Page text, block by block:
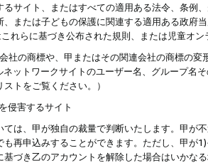
るサイト、またはすべての適用ある法令、条例
または子どもの保護に関連する適用ある政府
れらに基づき公布された規則、または児童オン
社の商標や、甲またはその関連会社の商標の
ネットワークサイトのユーザー名、グループ名
トをご覧ください。）
侵害するサイト
ては、甲が独自の裁量で判断いたします。甲が
も再申込みすることができます。ただし、甲が
基づき乙のアカウントを解除した場合はいかな